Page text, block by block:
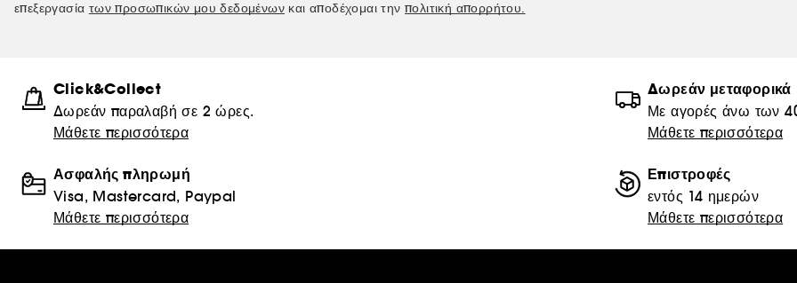
επεξεργασία των προσωπικών μου δεδομένων και αποδέχομαι τηνπολιτική απορρήτου.
Click&Collect
Δωρεάν παραλαβή σε 2 ώρες.
Μάθετε περισσότερα
Δωρεάν μεταφορικά
Με αγορές άνω των
Μάθετε περισσότερα
Ασφαλής πληρωμή
Visa, Mastercard, Paypal
Μάθετε περισσότερα
Επιστροφές
εντός 14 ημερών
Μάθετε περισσότερα